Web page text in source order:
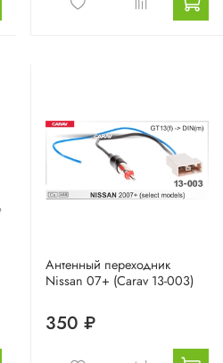
Антенный переходник
Nissan 07+ (Carav 13-003)
350 ₽